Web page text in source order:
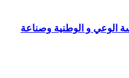
الوعي و الوطنية وصناعة